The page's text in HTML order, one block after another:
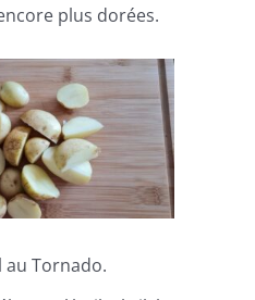
plus dorées.
au Tornado.